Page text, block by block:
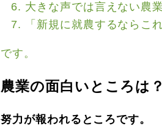
大きな声では言えない農
「新規に就農するならこ
です。
農業の面白いところは？
努力が報われるところです。